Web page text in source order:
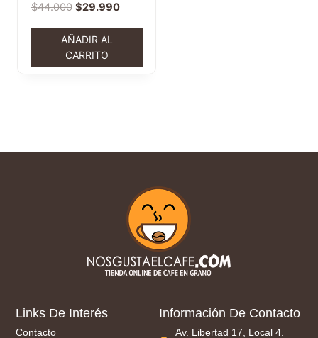
$44.000 $29.990
AÑADIR AL
CARRITO
Links De Interés
Contacto
Información De Contacto
Av. Libertad 17, Local 4.